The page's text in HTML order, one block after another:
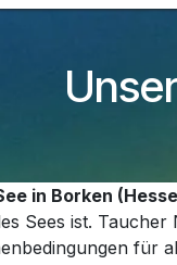
in Borken
Sees ist.
für